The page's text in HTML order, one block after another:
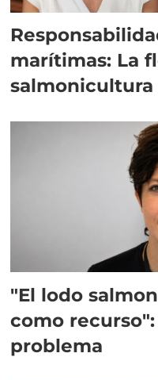
marítimas: La
"El lodo
como
problema